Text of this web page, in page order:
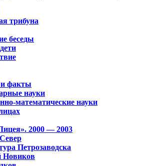
трибуна
беседы
факты
науки
математические науки
2000 — 2003
Петрозаводска
Новиков